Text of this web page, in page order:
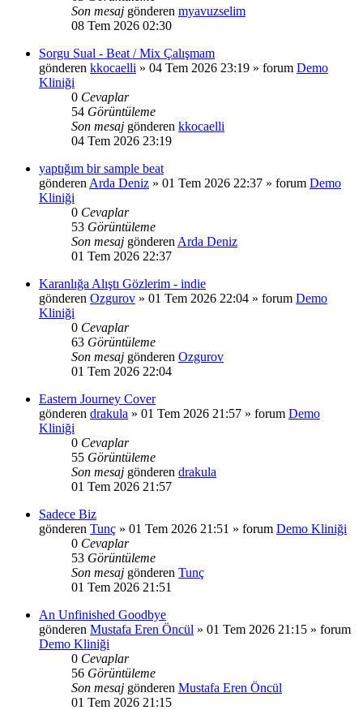
Son mesaj gönderen myavuzselim
08 Tem 2026 02:30
Sorgu Sual - Beat / Mix Çalışmam
gönderen kkocaelli » 04 Tem 2026 23:19 » forum Demo
Kliniği
0 Cevaplar
54 Görüntüleme
Son mesaj gönderen kkocaelli
04 Tem 2026 23:19
yaptığım bir sample beat
gönderen Arda Deniz » 01 Tem 2026 22:37 » forum Demo
Kliniği
0 Cevaplar
53 Görüntüleme
Son mesaj gönderen Arda Deniz
01 Tem 2026 22:37
Karanlığa Alıştı Gözlerim - indie
gönderen Ozgurov » 01 Tem 2026 22:04 » forum Demo
Kliniği
0 Cevaplar
63 Görüntüleme
Son mesaj gönderen Ozgurov
01 Tem 2026 22:04
Eastern Journey Cover
gönderen drakula » 01 Tem 2026 21:57 » forum Demo
Kliniği
0 Cevaplar
55 Görüntüleme
Son mesaj gönderen drakula
01 Tem 2026 21:57
Sadece Biz
gönderen Tunç » 01 Tem 2026 21:51 » forum Demo Kliniği
0 Cevaplar
53 Görüntüleme
Son mesaj gönderen Tunç
01 Tem 2026 21:51
An Unfinished Goodbye
gönderen Mustafa Eren Öncül » 01 Tem 2026 21:15 » forum
Demo Kliniği
0 Cevaplar
56 Görüntüleme
Son mesaj gönderen Mustafa Eren Öncül
01 Tem 2026 21:15